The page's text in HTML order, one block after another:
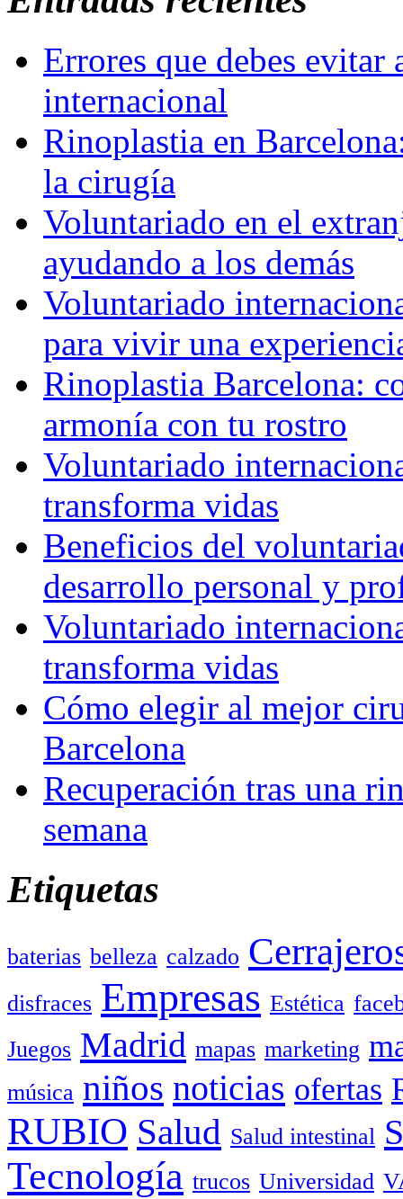
Errores que debes
internacional
Rinoplastia en
la cirugía
Voluntariado en el
ayudando a los demás
Voluntariado
para vivir una
Rinoplastia Barcelona:
armonía con tu rostro
Voluntariado
transforma vidas
Beneficios del
desarrollo personal y
Voluntariado
transforma vidas
Cómo elegir al mejor
Barcelona
Recuperación tras una
semana
Etiquetas
baterias belleza calzado
disfraces Empresas Estética
Juegos Madrid mapas marketing
música niños noticias ofertas
RUBIO Salud Salud intestinal
Tecnología trucos Universidad